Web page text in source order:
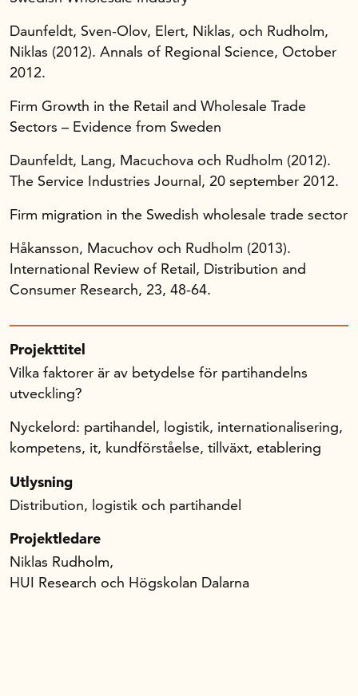
Daunfeldt, Sven-Olov, Elert, Niklas, och Rudholm,
Niklas (2012). Annals of Regional Science, October
2012.
Firm Growth in the Retail and Wholesale Trade
Sectors – Evidence from Sweden
Daunfeldt, Lang, Macuchova och Rudholm (2012).
The Service Industries Journal, 20 september 2012.
Firm migration in the Swedish wholesale trade sector
Håkansson, Macuchov och Rudholm (2013).
International Review of Retail, Distribution and
Consumer Research, 23, 48-64.
Projekttitel
Vilka faktorer är av betydelse för partihandelns
utveckling?
Nyckelord: partihandel, logistik, internationalisering,
kompetens, it, kundförståelse, tillväxt, etablering
Utlysning
Distribution, logistik och partihandel
Projektledare
Niklas Rudholm,
HUI Research och Högskolan Dalarna